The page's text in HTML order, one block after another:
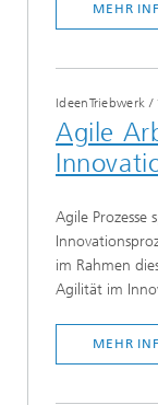
MEHR
IdeenTriebwerk /
Agile
Agile Prozesse
im Rahmen
Agilität im
MEHR